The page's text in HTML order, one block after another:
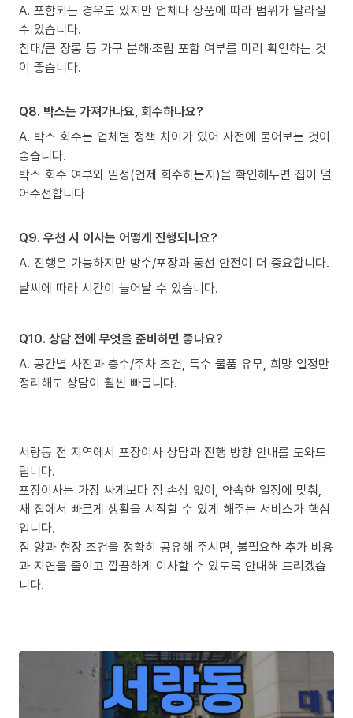
A. 포함되는 경우도 있지만 업체나 상품에 따라 범위가 달라질
수 있습니다.
침대/큰 장롱 등 가구 분해·조립 포함 여부를 미리 확인하는 것
이 좋습니다.
Q8. 박스는 가져가나요, 회수하나요?
A. 박스 회수는 업체별 정책 차이가 있어 사전에 물어보는 것이
좋습니다.
박스 회수 여부와 일정(언제 회수하는지)을 확인해두면 집이 덜
어수선합니다
Q9. 우천 시 이사는 어떻게 진행되나요?
A. 진행은 가능하지만 방수/포장과 동선 안전이 더 중요합니다.
날씨에 따라 시간이 늘어날 수 있습니다.
Q10. 상담 전에 무엇을 준비하면 좋나요?
A. 공간별 사진과 층수/주차 조건, 특수 물품 유무, 희망 일정만
정리해도 상담이 훨씬 빠릅니다.
서랑동 전 지역에서 포장이사 상담과 진행 방향 안내를 도와드
립니다.
포장이사는 가장 싸게보다 짐 손상 없이, 약속한 일정에 맞춰,
새 집에서 빠르게 생활을 시작할 수 있게 해주는 서비스가 핵심
입니다.
짐 양과 현장 조건을 정확히 공유해 주시면, 불필요한 추가 비용
과 지연을 줄이고 깔끔하게 이사할 수 있도록 안내해 드리겠습
니다.